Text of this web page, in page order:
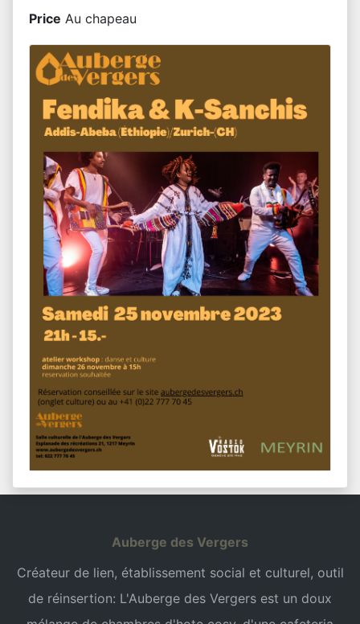
Price Au chapeau
Auberge des Vergers
Créateur de lien, établissement social et culturel, outil
de réinsertion: L'Auberge des Vergers est un doux